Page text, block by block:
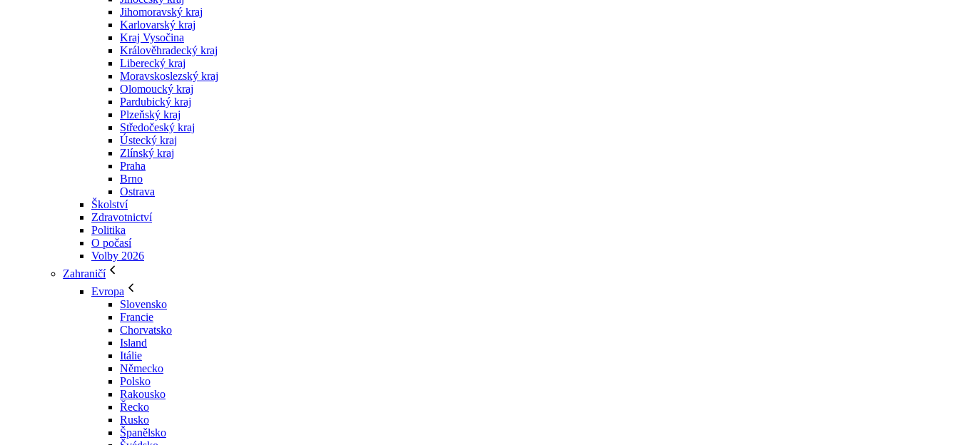
Jihomoravský kraj
Karlovarský kraj
Kraj Vysočina
Králověhradecký kraj
Liberecký kraj
Moravskoslezský kraj
Olomoucký kraj
Pardubický kraj
Plzeňský kraj
Středočeský kraj
Ústecký kraj
Zlínský kraj
Praha
Brno
Ostrava
Školství
Zdravotnictví
Politika
O počasí
Volby 2026
Zahraničí
Evropa
Slovensko
Francie
Chorvatsko
Island
Itálie
Německo
Polsko
Rakousko
Řecko
Rusko
Španělsko